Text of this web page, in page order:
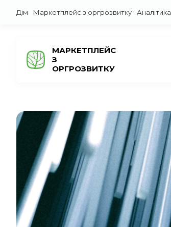
Дім Маркетплейс з оргрозвитку Аналітика
МАРКЕТПЛЕЙС
З
ОРГРОЗВИТКУ